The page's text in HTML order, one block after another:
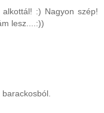
:) Nagyon szép!
lesz....:))